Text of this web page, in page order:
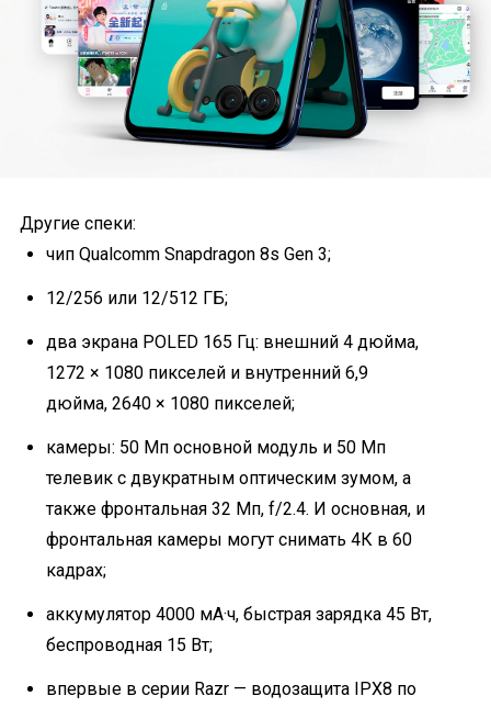
Другие спеки:
чип Qualcomm Snapdragon 8s Gen 3;
12/256 или 12/512 ГБ;
два экрана POLED 165 Гц: внешний 4 дюйма,
1272 × 1080 пикселей и внутренний 6,9
дюйма, 2640 × 1080 пикселей;
камеры: 50 Мп основной модуль и 50 Мп
телевик с двукратным оптическим зумом, а
также фронтальная 32 Мп, f/2.4. И основная, и
фронтальная камеры могут снимать 4К в 60
кадрах;
аккумулятор 4000 мА·ч, быстрая зарядка 45 Вт,
беспроводная 15 Вт;
впервые в серии Razr — водозащита IPX8 по